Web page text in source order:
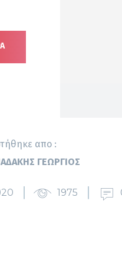
απο :
ΓΕΏΡΓΙΟΣ
1975